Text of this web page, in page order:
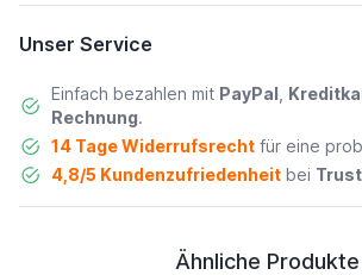
Unser Service
Einfach bezahlen mit PayPal
Rechnung.
14 Tage Widerrufsrechtfür eine
4,8/5 Kundenzufriedenheitbei
Ähnliche Produkte